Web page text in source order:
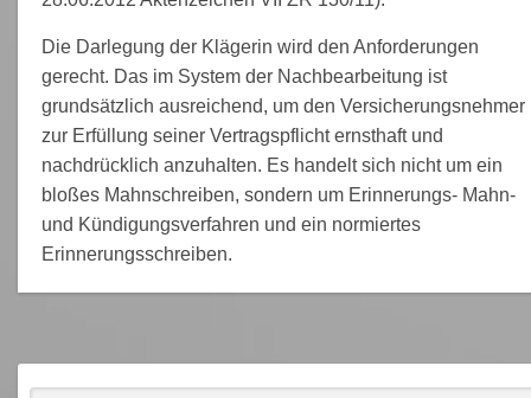
Die Darlegung der Klägerin wird den Anforderungen
gerecht. Das im System der Nachbearbeitung ist
grundsätzlich ausreichend, um den Versicherungsnehmer
zur Erfüllung seiner Vertragspflicht ernsthaft und
nachdrücklich anzuhalten. Es handelt sich nicht um ein
bloßes Mahnschreiben, sondern um Erinnerungs- Mahn-
und Kündigungsverfahren und ein normiertes
Erinnerungsschreiben.